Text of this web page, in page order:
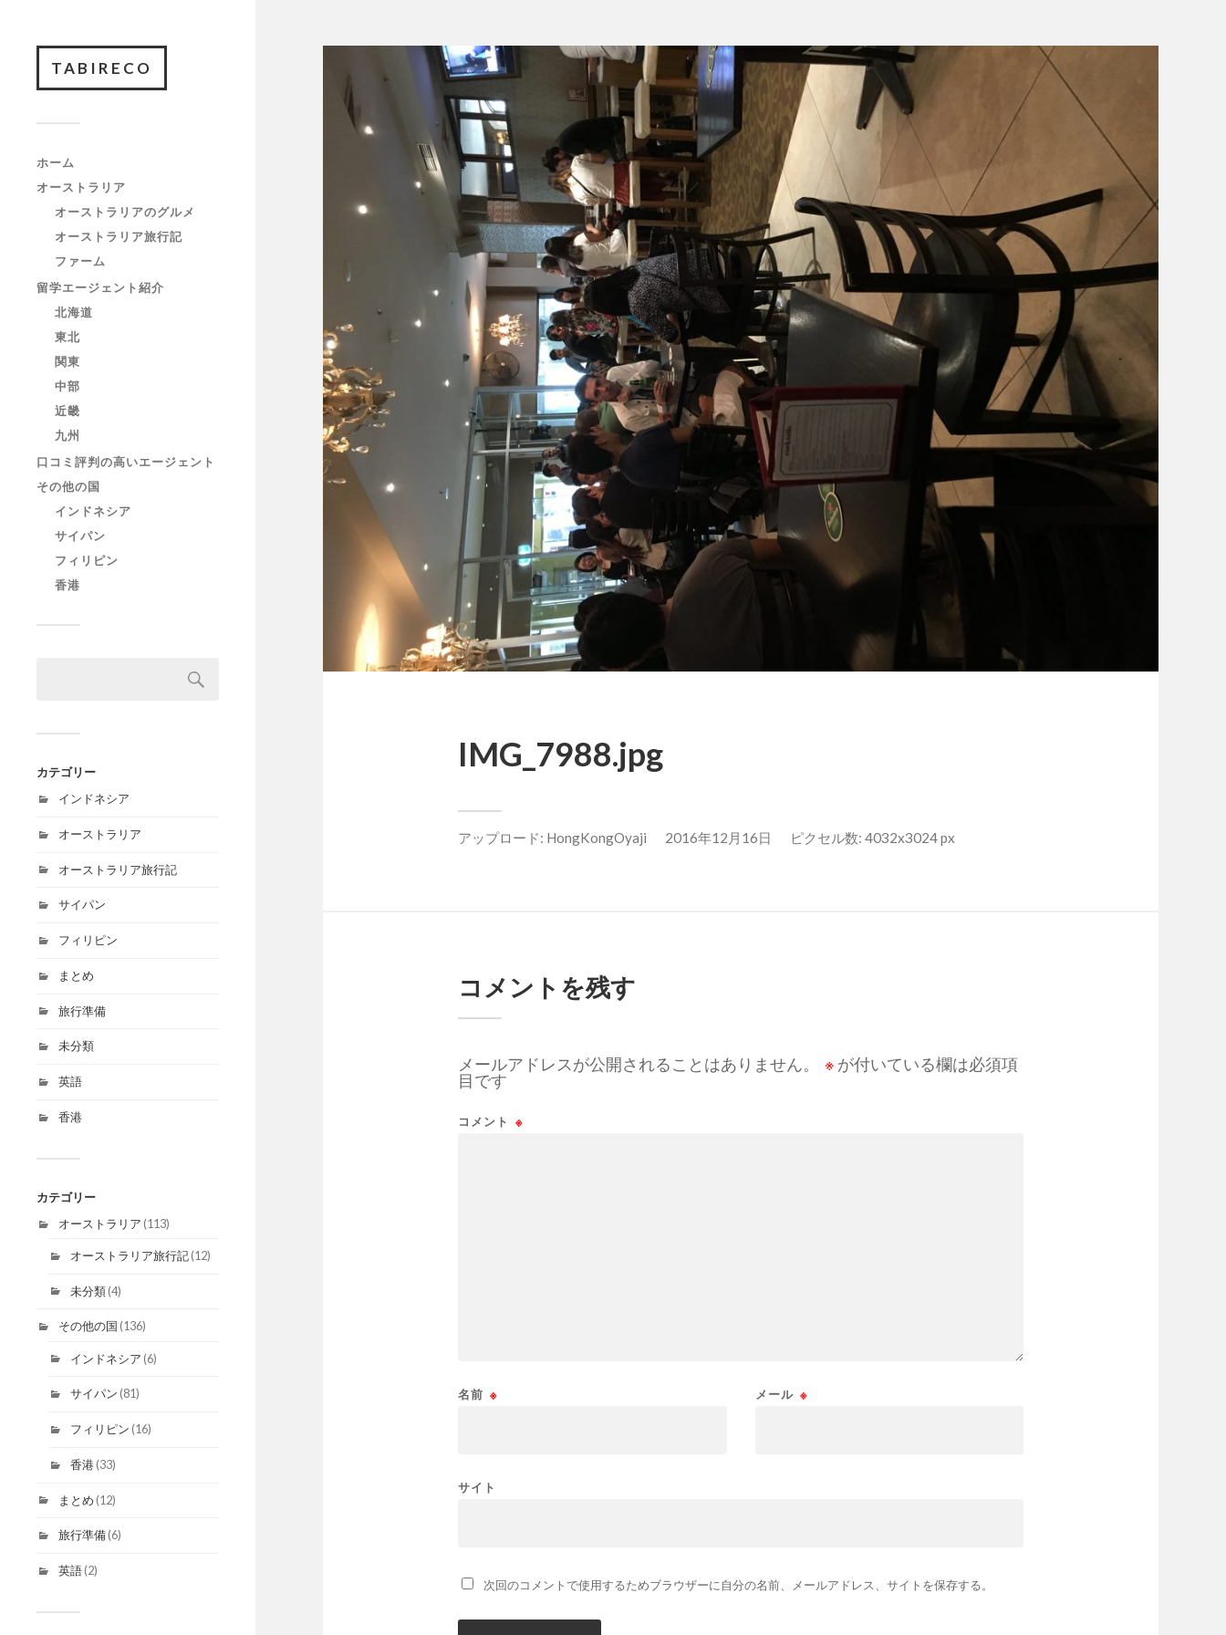
TABIRECO
ホーム
オーストラリア
オーストラリアのグルメ
オーストラリア旅行記
ファーム
留学エージェント紹介
北海道
東北
関東
中部
近畿
九州
口コミ評判の高いエージェント
その他の国
インドネシア
サイパン
フィリピン
香港
カテゴリー
インドネシア
オーストラリア
オーストラリア旅行記
サイパン
フィリピン
まとめ
旅行準備
未分類
英語
香港
カテゴリー
オーストラリア (113)
オーストラリア旅行記(12)
未分類(4)
その他の国 (136)
インドネシア (6)
サイパン (81)
フィリピン (16)
香港(33)
まとめ (12)
旅行準備(6)
英語(2)
IMG_7988.jpg
アップロード: HongKongOyaji 2016年12月16日 ピクセル数: 4032x3024 px
コメントを残す
メールアドレスが公開されることはありません。 ※ が付いている欄は必須項
目です
コメント ※
名前 ※ メール ※
サイト
次回のコメントで使用するためブラウザーに自分の名前、メールアドレス、サイトを保存する。